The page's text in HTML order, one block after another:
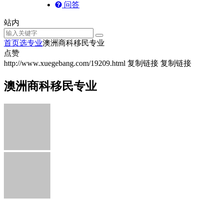
问答
站内
首页选专业澳洲商科移民专业
点赞
http://www.xuegebang.com/19209.html 复制链接 复制链接
澳洲商科移民专业